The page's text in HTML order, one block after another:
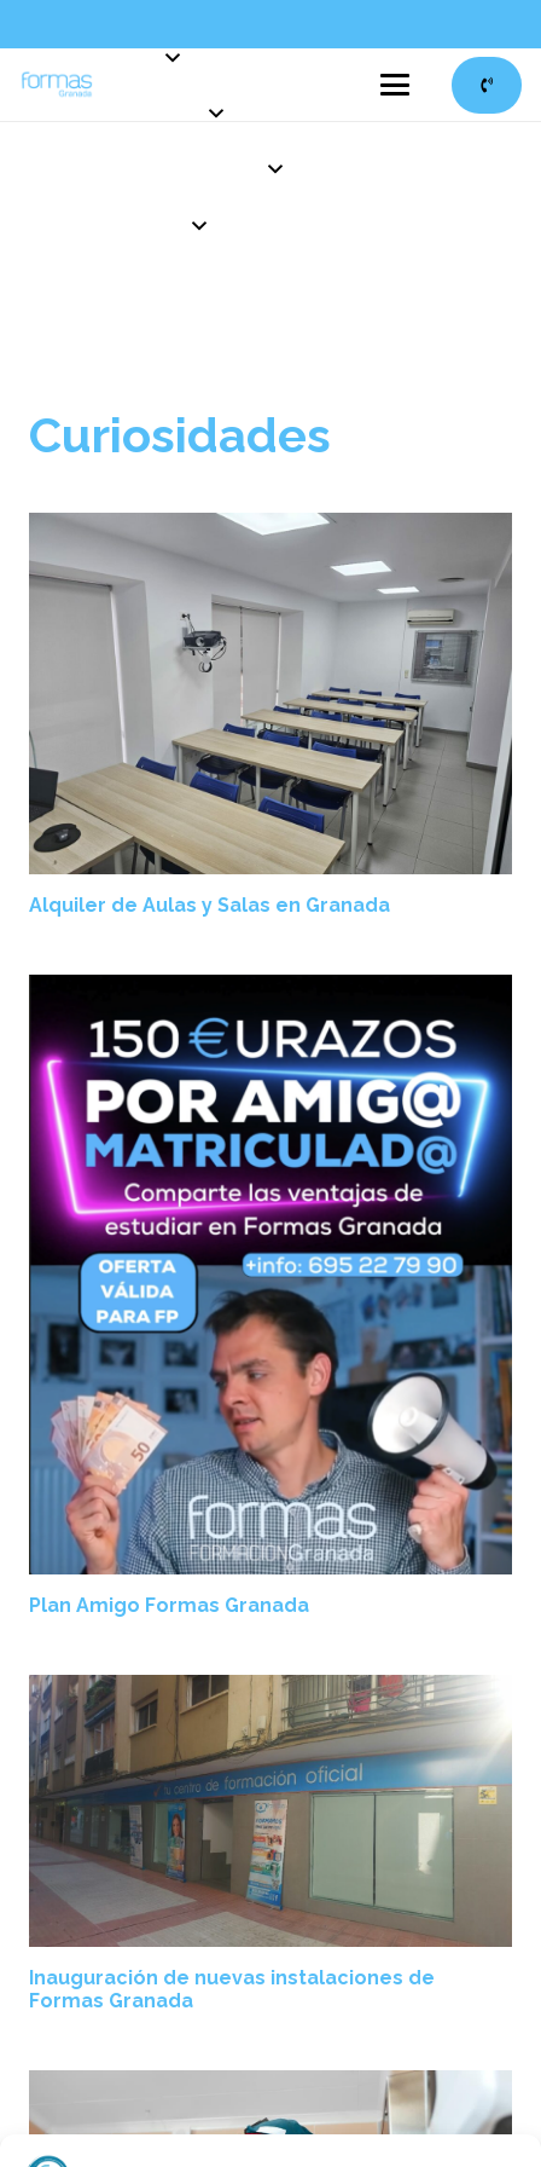
Curiosidades
Alquiler de Aulas y Salas en Granada
Plan Amigo Formas Granada
Inauguración de nuevas instalaciones de
Formas Granada